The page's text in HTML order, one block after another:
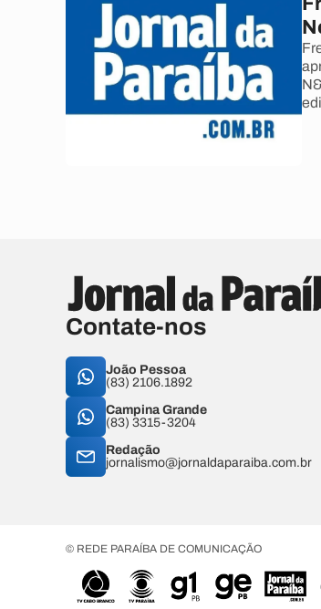
Contate-nos
João Pessoa
(83) 2106.1892
Campina Grande
(83) 3315-3204
Redação
jornalismo@jornaldaparaiba.com.br
© REDE PARAÍBA DE COMUNICAÇÃO